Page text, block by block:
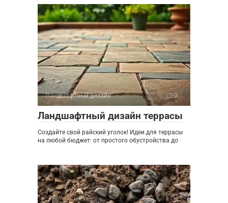
Ландшафтный дизайн 0
Ландшафтный дизайн террасы
Создайте свой райский уголок! Идеи для террасы
на любой бюджет: от простого обустройства до